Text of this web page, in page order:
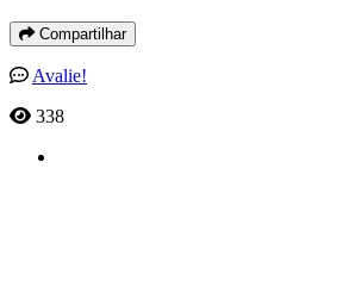
Compartilhar
Avalie!
338